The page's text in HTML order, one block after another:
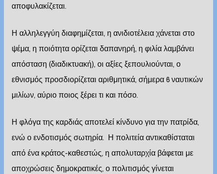
αποφυλακίζεται.
Η αλληλεγγύη διαφημίζεται, η ανιδιοτέλεια χάνεται στο
ψέμα, η ποιότητα ορίζεται δαπανηρή, η φιλία λαμβάνει
απόσταση (διαδικτυακή), οι αξίες ξεπουλιούνται, ο
εθνισμός προσδιορίζεται αριθμητικά, σήμερα 6 ναυτικών
μιλίων, αύριο ποιος ξέρει τι και πόσο.
Η φλόγα της καρδιάς αποτελεί κίνδυνο για την πατρίδα,
ενώ ο ενδοτισμός σωτηρία. Η πολιτεία αντικαθίσταται
από ένα κράτος-καθεστώς, η απολυταρχία βάφεται με
αποχρώσεις δημοκρατικές, ο πολιτισμός γίνεται